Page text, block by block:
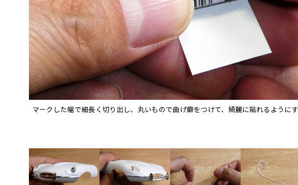
その他
マークした幅で細長く切り出し、丸いもので曲げ癖をつけて、綺麗に貼れるようにす